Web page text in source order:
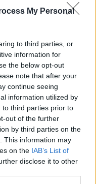
My Personal
to third parties, or
information for
the below opt-out
note that after your
continue seeing
information utilized by
to third parties prior to
out of the further
by third parties on the
This information may
on the IAB’s List of
disclose it to other
friss hírekről a